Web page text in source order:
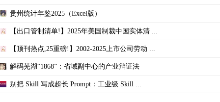
贵州统计年鉴2025（Excel版）
【出口管制清单!】2025年美国制裁中国实体清 ...
【顶刊热点,25重磅!】2002-2025上市公司劳动 ...
解码芜湖“1868”：省域副中心的产业辩证法
别把 Skill 写成超长 Prompt：工业级 Skill ...